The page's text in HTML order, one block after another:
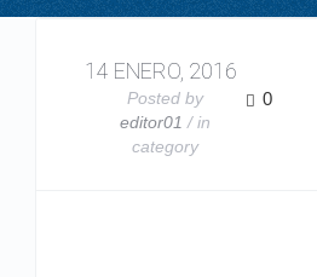
14 ENERO, 2016
Posted by
editor01 / in
category
0